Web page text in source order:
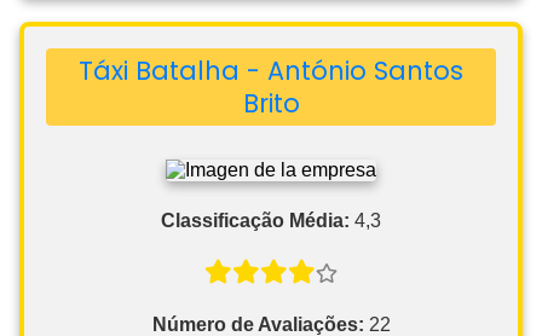
Táxi Batalha - António Santos
Brito
Classificação Média: 4,3
Número de Avaliações: 22